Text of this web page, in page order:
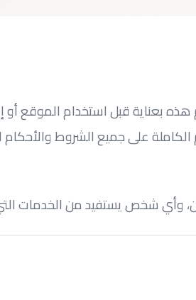
هذه بعناية قبل استخدام الموقع
على جميع الشروط والأحكام
وأي شخص يستفيد من الخدمات